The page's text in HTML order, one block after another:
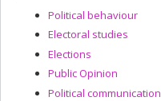
Political behaviour
Electoral studies
Elections
Public Opinion
Political communication